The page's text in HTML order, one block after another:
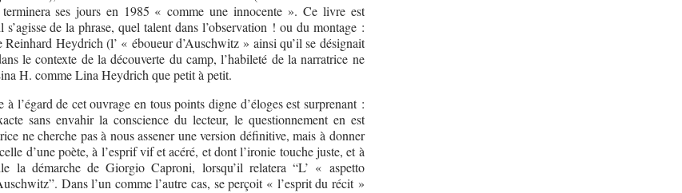
ses jours en 1985 « comme une innocente ». Ce livre est
s’agisse de la phrase, quel talent dans l’observation ! ou du montage :
Reinhard Heydrich (l’ « éboueur d’Auschwitz » ainsi qu’il se désignait
le contexte de la découverte du camp, l’habileté de la narratrice ne
H. comme Lina Heydrich que petit à petit.
l’égard de cet ouvrage en tous points digne d’éloges est surprenant :
sans envahir la conscience du lecteur, le questionnement en est
ne cherche pas à nous assener une version définitive, mais à donner
d’une poète, à l’esprif vif et acéré, et dont l’ironie touche juste, et à
la démarche de Giorgio Caproni, lorsqu’il relatera “L’ « aspetto
Dans l’un comme l’autre cas, se perçoit « l’esprit du récit »